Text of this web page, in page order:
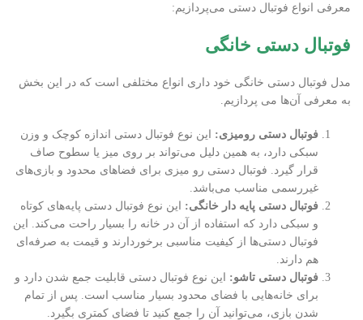
معرفی انواع فوتبال دستی می‌پردازیم:
فوتبال دستی خانگی
مدل فوتبال دستی خانگی خود داری انواع مختلفی است که در این بخش
به معرفی آن‌ها می‌ پردازیم.
فوتبال دستی رومیزی: این نوع فوتبال دستی اندازه کوچک و وزن
سبکی دارد، به همین دلیل می‌تواند بر روی میز یا سطوح صاف
قرار گیرد. فوتبال دستی رو میزی برای فضاهای محدود و بازی‌های
غیررسمی مناسب می‌باشد.
فوتبال دستی پایه دار خانگی: این نوع فوتبال دستی پایه‌های کوتاه
و سبکی دارد که استفاده از آن در خانه را بسیار راحت می‌کند. این
فوتبال دستی‌ها از کیفیت مناسبی برخوردارند و قیمت به صرفه‌ای
هم دارند.
فوتبال دستی تاشو: این نوع فوتبال دستی قابلیت جمع شدن دارد و
برای خانه‌هایی با فضای محدود بسیار مناسب است. پس از تمام
شدن بازی، می‌توانید آن را جمع کنید تا فضای کمتری بگیرد.